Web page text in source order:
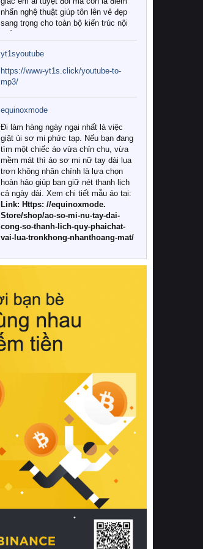
nhấn nghệ thuật giúp tôn lên vẻ đẹp
sang trọng cho toàn bộ kiến trúc nội
Tuy nhiên, giữa thị trường đa dạng
với vô vàn thương hiệu và mẫu mã
như hiện nay, làm thế nào để chọn
được những bộ chăn ga gối đệm cao
cấp thực sự chất lượng, phù hợp với
khí hậu và nhu cầu sử dụng của gia
đình? Hãy cùng chúng tôi đi tìm lời
giải đáp chi tiết qua bài viết dưới đây.
1. Tại sao các gia đình hiện đại lại ưa
chuộng chăn ga gối đệm cao cấp?
Khác với các dòng sản phẩm thông
thường, những bộ chăn ga gối đệm
cao cấp trải qua quy trình sản xuất
nghiêm ngặt từ khâu chọn lọc nguyên
liệu tự nhiên đến công nghệ dệt
nhuộm hiện đại không chứa hóa chất
này, bạn sẽ cảm nhận rõ rệt sự khác
hồi chuẩn xác của phần đệm nâng đỡ
cột sống.
Bên cạnh đó, việc lựa chọn các dòng
sản phẩm đạt chuẩn chất lượng quốc
tế còn giúp ngăn ngừa tình trạng kích
khuẩn và nấm mốc trong điều kiện
thời tiết nóng ẩm. Bạn có thể tìm hiểu
thêm các nghiên cứu khoa học về tác
động của giấc ngủ và môi trường
phòng ngủ đối với sức khỏe con
người tại Sleep Foundation (External
Link) để có cái nhìn toàn diện hơn.
2. Các tiêu chí vàng khi lựa chọn
chăn ga gối đệm cao cấp cho phòng
ngủ
Để sở hữu một bộ chăn ga gối đệm
cao cấp hoàn hảo cả về thẩm mỹ lẫn
công năng, người tiêu dùng cần cân
nhắc kỹ lưỡng các tiêu chí quan trọng
yt1syoutube
https://www-yt1s.click/youtube-to-
mp3/
equinoxmode
Đi làm hàng ngày ngại nhất là việc
giặt ủi sơ mi phức tạp. Nếu bạn đang
tìm một chiếc áo vừa chỉn chu, vừa
mềm mát thì áo sơ mi nữ tay dài lụa
trơn không nhăn chính là lựa chọn
hoàn hảo giúp bạn giữ nét thanh lịch
cả ngày dài. Xem chi tiết mẫu áo tại:
Link: Https: //equinoxmode.
Store/shop/ao-so-mi-nu-tay-dai-
cong-so-thanh-lich-quy-phaichat-
vai-lua-tronkhong-nhanthoang-mat/